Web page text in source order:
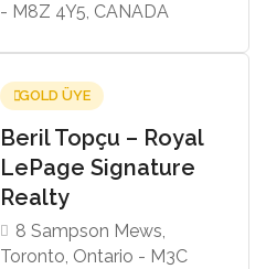
- M8Z 4Y5, CANADA
GOLD ÜYE
Beril Topçu – Royal
LePage Signature
Realty
8 Sampson Mews,
Toronto, Ontario - M3C